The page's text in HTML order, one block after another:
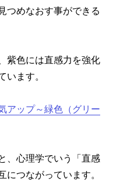
つめなおす事ができる
紫色には直感力を強化
います。
アップ～緑色（グリー
、心理学でいう「直感
につながっています。